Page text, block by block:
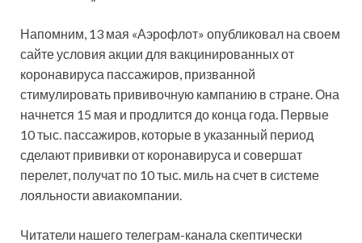
Напомним, 13 мая «Аэрофлот» опубликовал на своем
сайте условия акции для вакцинированных от
коронавируса пассажиров, призванной
стимулировать прививочную кампанию в стране. Она
начнется 15 мая и продлится до конца года. Первые
10 тыс. пассажиров, которые в указанный период
сделают прививки от коронавируса и совершат
перелет, получат по 10 тыс. миль на счет в системе
лояльности авиакомпании.
Читатели нашего телеграм-канала скептически